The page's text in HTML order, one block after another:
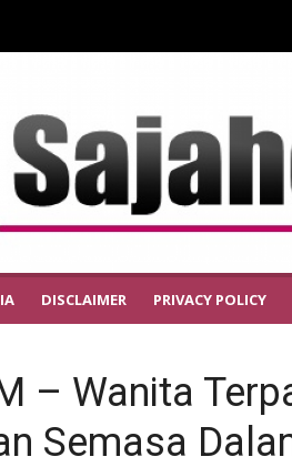
DISCLAIMER PRIVACY POLICY
– Wanita
Semasa